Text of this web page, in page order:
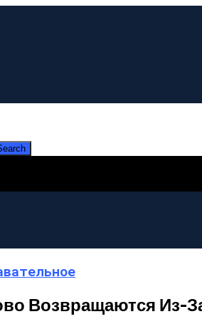
Возвращаются Из-